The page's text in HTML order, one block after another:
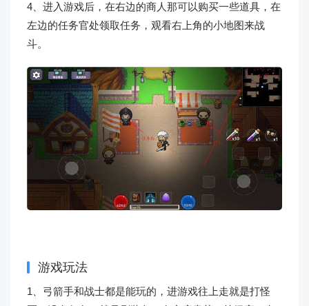
4、进入游戏后，在右边的商人那可以购买一些道具，在
左边的任务官处领取任务，观看右上角的小地图来战
斗。
游戏玩法
1、弓箭手和战士都是能玩的，进游戏往上走就是打怪